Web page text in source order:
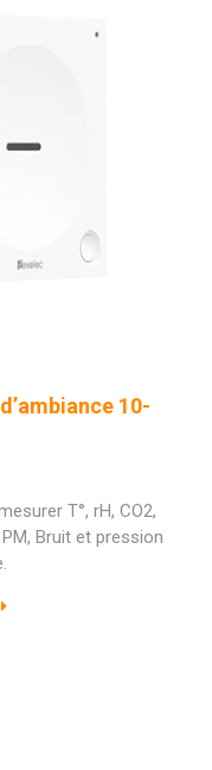
10-
T°, rH, CO2,
Bruit et pression